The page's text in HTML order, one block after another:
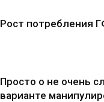
Рост потребления
Просто о не очень
варианте